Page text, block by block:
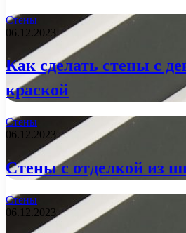
Стены
06.12.2023
Как сделать стены с
краской
Стены
06.12.2023
Стены с отделкой из
Стены
06.12.2023